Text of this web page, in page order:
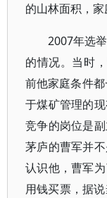
的山林面积，家
2007年选
的情况。当时
前他家庭条件
于煤矿管理的
竞争的岗位是
茅庐的曹军并
认识他，曹军
用钱买票，据